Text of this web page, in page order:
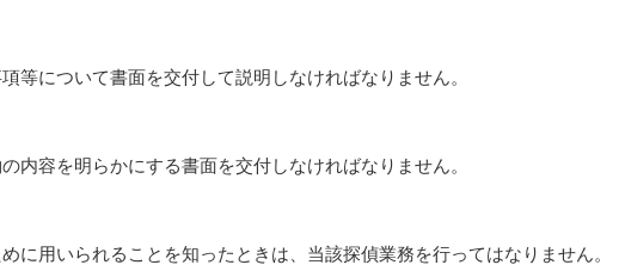
等について書面を交付して説明しなければなりません。
内容を明らかにする書面を交付しなければなりません。
に用いられることを知ったときは、当該探偵業務を行ってはなりません。